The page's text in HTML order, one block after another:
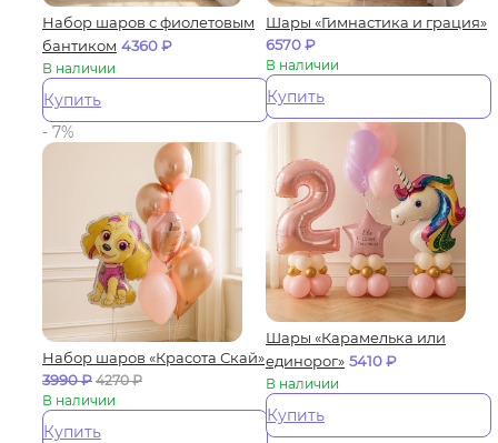
Набор шаров с фиолетовым
бантиком 4360₽
В наличии
Купить
Шары «Гимнастика и грация»
6570₽
В наличии
Купить
- 7%
Набор шаров «Красота Скай»
3990₽ 4270₽
В наличии
Купить
Шары «Карамелька или
единорог» 5410₽
В наличии
Купить